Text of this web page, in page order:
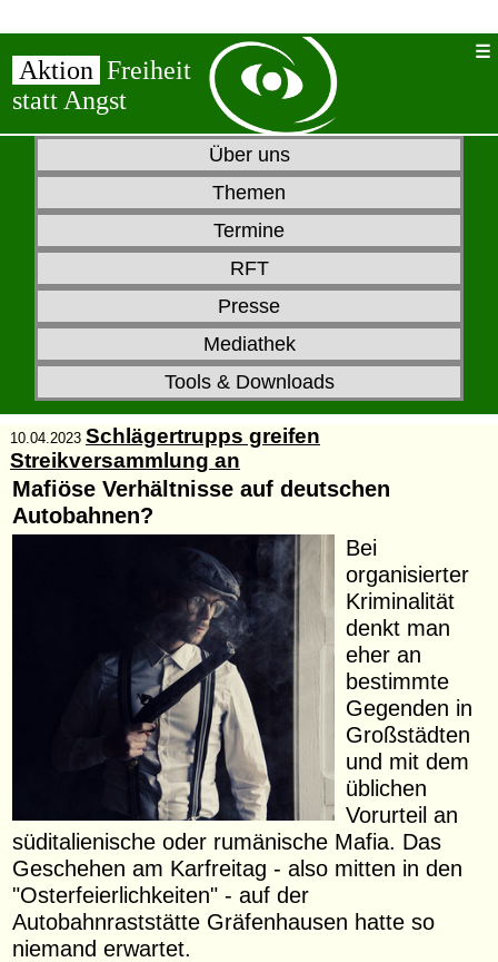
Aktion Freiheit
statt Angst
Über uns
Themen
Termine
RFT
Presse
Mediathek
Tools & Downloads
10.04.2023 Schlägertrupps greifen
Streikversammlung an
Mafiöse Verhältnisse auf deutschen
Autobahnen?
Bei
organisierter
Kriminalität
denkt man
eher an
bestimmte
Gegenden in
Großstädten
und mit dem
üblichen
Vorurteil an
süditalienische oder rumänische Mafia. Das
Geschehen am Karfreitag - also mitten in den
"Osterfeierlichkeiten" - auf der
Autobahnraststätte Gräfenhausen hatte so
niemand erwartet.